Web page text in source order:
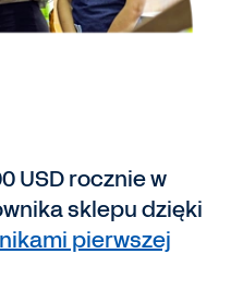
USD rocznie w
sklepu dzięki
pierwszej